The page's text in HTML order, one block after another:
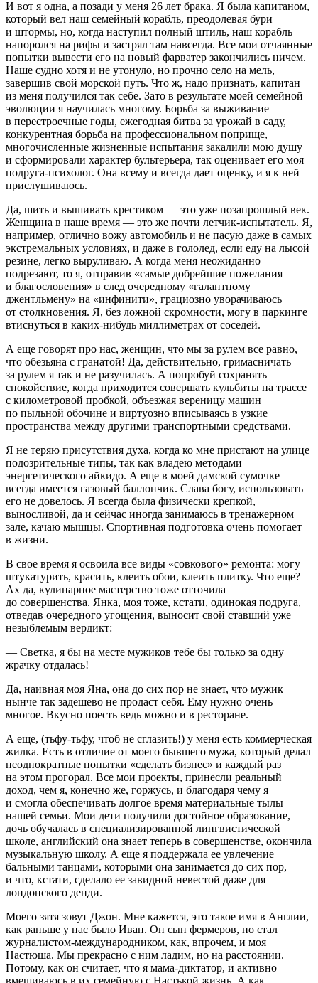
И вот я одна, а позади у меня 26 лет брака. Я была капитаном,
который вел наш семейный корабль, преодолевая бури
и штормы, но, когда наступил полный штиль, наш корабль
напоролся на рифы и застрял там навсегда. Все мои отчаянные
попытки вывести его на новый фарватер закончились ничем.
Наше судно хотя и не утонуло, но прочно село на мель,
завершив свой морской путь. Что ж, надо признать, капитан
из меня получился так себе. Зато в результате моей семейной
эволюции я научилась многому. Борьба за выживание
в перестроечные годы, ежегодная битва за урожай в саду,
конкурентная борьба на профессиональном поприще,
многочисленные жизненные испытания закалили мою душу
и сформировали характер бультерьера, так оценивает его моя
подруга-психолог. Она всему и всегда дает оценку, и я к ней
прислушиваюсь.
Да, шить и вышивать крестиком — это уже позапрошлый век.
Женщина в наше время — это же почти летчик-испытатель. Я,
например, отлично вожу автомобиль и не пасую даже в самых
экстремальных условиях, и даже в гололед, если еду на лысой
резине, легко выруливаю. А когда меня неожиданно
подрезают, то я, отправив «самые добрейшие пожелания
и благословения» в след очередному «галантному
джентльмену» на «инфинити», грациозно уворачиваюсь
от столкновения. Я, без ложной скромности, могу в паркинге
втиснуться в каких-нибудь миллиметрах от соседей.
А еще говорят про нас, женщин, что мы за рулем все равно,
что обезьяна с гранатой! Да, действительно, гримасничать
за рулем я так и не разучилась. А попробуй сохранять
спокойствие, когда приходится совершать кульбиты на трассе
с километровой пробкой, объезжая вереницу машин
по пыльной обочине и виртуозно вписываясь в узкие
пространства между другими транспортными средствами.
Я не теряю присутствия духа, когда ко мне пристают на улице
подозрительные типы, так как владею методами
энергетического айкидо. А еще в моей дамской сумочке
всегда имеется газовый баллончик. Слава богу, использовать
его не довелось. Я всегда была физически крепкой,
выносливой, да и сейчас иногда занимаюсь в тренажерном
зале, качаю мышцы. Спортивная подготовка очень помогает
в жизни.
В свое время я освоила все виды «совкового» ремонта: могу
штукатурить, красить, клеить обои, клеить плитку. Что еще?
Ах да, кулинарное мастерство тоже отточила
до совершенства. Янка, моя тоже, кстати, одинокая подруга,
отведав очередного угощения, выносит свой ставший уже
незыблемым вердикт:
— Светка, я бы на месте мужиков тебе бы только за одну
жрачку отдалась!
Да, наивная моя Яна, она до сих пор не знает, что мужик
нынче так задешево не продаст себя. Ему нужно очень
многое. Вкусно поесть ведь можно и в ресторане.
А еще, (тьфу-тьфу, чтоб не сглазить!) у меня есть коммерческая
жилка. Есть в отличие от моего бывшего мужа, который делал
неоднократные попытки «сделать бизнес» и каждый раз
на этом прогорал. Все мои проекты, принесли реальный
доход, чем я, конечно же, горжусь, и благодаря чему я
и смогла обеспечивать долгое время материальные тылы
нашей семьи. Мои дети получили достойное образование,
дочь обучалась в специализированной лингвистической
школе, английский она знает теперь в совершенстве, окончила
музыкальную школу. А еще я поддержала ее увлечение
бальными танцами, которыми она занимается до сих пор,
и что, кстати, сделало ее завидной невестой даже для
лондонского денди.
Моего зятя зовут Джон. Мне кажется, это такое имя в Англии,
как раньше у нас было Иван. Он сын фермеров, но стал
журналистом-международником, как, впрочем, и моя
Настюша. Мы прекрасно с ним ладим, но на расстоянии.
Потому, как он считает, что я мама-диктатор, и активно